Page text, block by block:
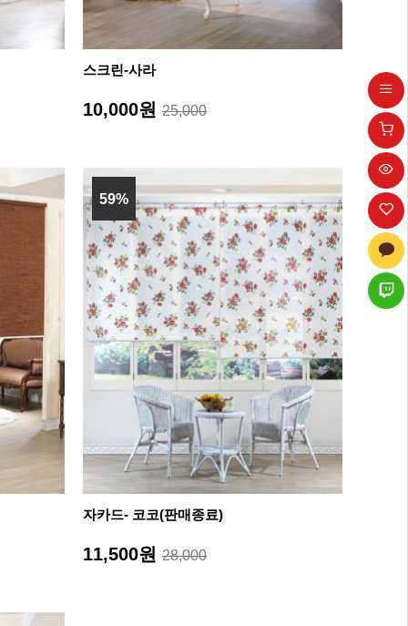
스크린-사라
10,000원 25,000
자카드- 코코(판매종료)
11,500원 28,000
59%